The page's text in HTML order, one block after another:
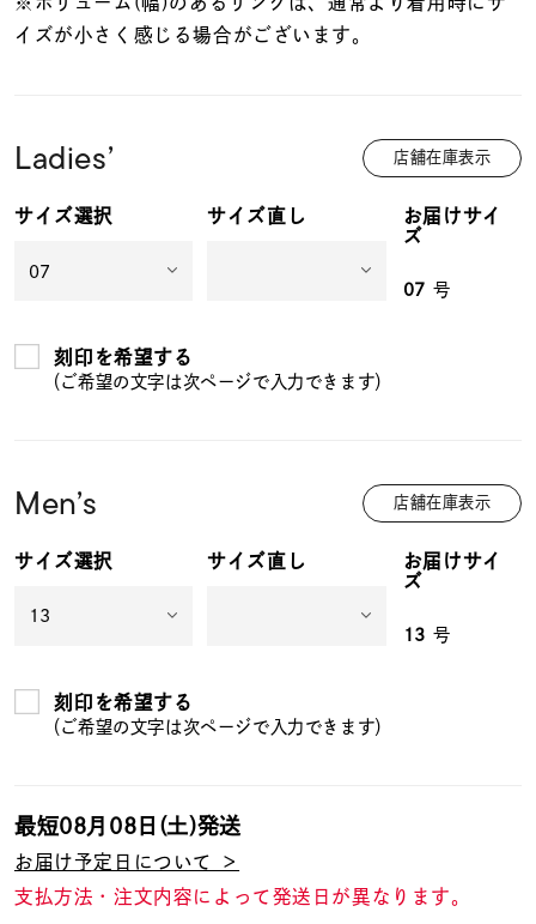
リングサイズ
価格
イズが小さく感じる場合がございます。
Ladies’ 店舗在庫表示
サイズ選択 サイズ直し
お届けサイ
ズ
07 号
刻印を希望する
（ご希望の文字は次ページで入力できます）
Men’s 店舗在庫表示
サイズ選択 サイズ直し
お届けサイ
ズ
13 号
刻印を希望する
（ご希望の文字は次ページで入力できます）
最短08月08日(土)発送
お届け予定日について ＞
支払方法・注文内容によって発送日が異なります。